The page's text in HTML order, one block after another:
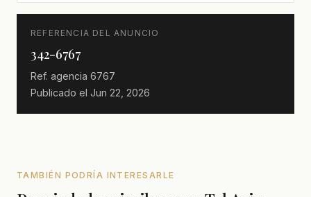
REFERENCIA DEL ANUNCIO
342-6767
Ref. agencia 6767
Publicado el Jun 22, 2026
TAMBIÉN PODRÍA INTERESARLE